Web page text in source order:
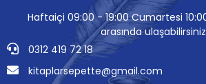
Haftaiçi 09:00 - 19:00 Cumartesi
arasında
0312 419 72 18
kitaplarsepette@gmail.com